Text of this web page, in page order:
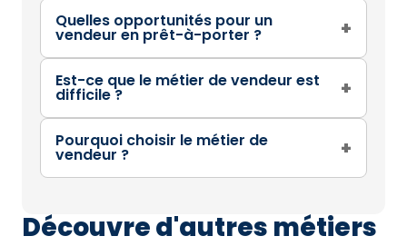
Quelles opportunités pour un
vendeur en prêt-à-porter ? +
Est-ce que le métier de vendeur est
difficile ? +
Pourquoi choisir le métier de
vendeur ? +
Découvre d'autres métiers